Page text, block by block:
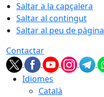
Saltar a la capçalera
Saltar al contingut
Saltar al peu de pàgina
Contactar
Idiomes
Català